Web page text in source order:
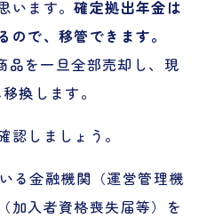
います。確定拠出年金は
で、移管できます。
品を一旦全部売却し、現
換します。
認しましょう。
る金融機関（運営管理機
加入者資格喪失届等）を